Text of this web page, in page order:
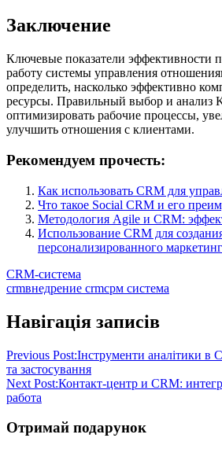
Заключение
Ключевые показатели эффективности
работу системы управления
определить, насколько эффективно
ресурсы. Правильный выбор и анализ
оптимизировать рабочие процессы,
улучшить отношения с клиентами.
Рекомендуем прочесть:
Как использовать CRM для
Что такое Social CRM и его
Методология Agile и CRM:
Использование CRM для
персонализированного
CRM-система
crmвнедрение crmсрм система
Навігація записів
Previous Post:Інструменти аналітики в
та застосування
Next Post:Контакт-центр и CRM:
работа
Отримай подарунок